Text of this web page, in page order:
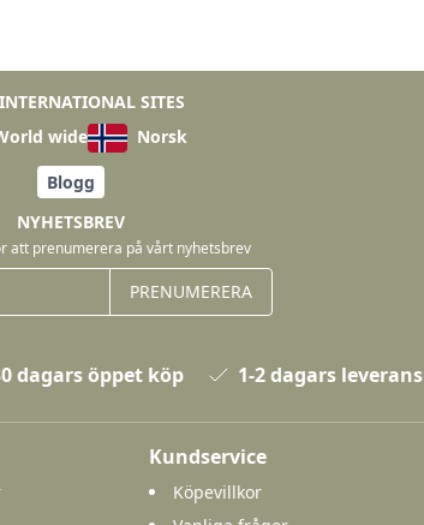
SITES
wide
Norsk
Blogg
NYHETSBREV
att prenumerera på vårt nyhetsbrev
PRENUMERERA
dagars öppet köp 1-2 dagars leverans
Kundservice
Köpevillkor